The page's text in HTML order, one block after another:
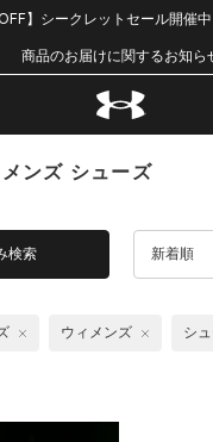
】シークレットセール開催
商品のお届けに関するお知ら
ンズ シューズ
検索 新着順
ウィメンズ シ